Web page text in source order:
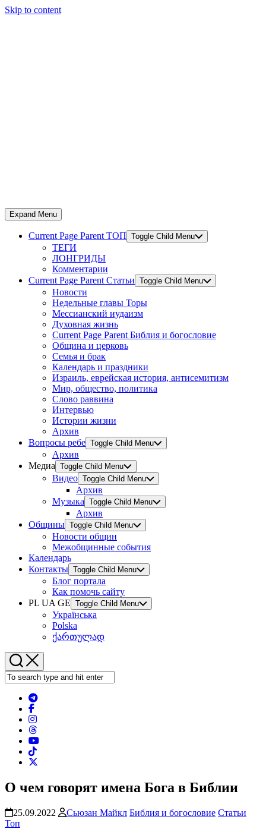
Skip to content
Expand Menu
Current Page Parent ТОП Toggle Child Menu
ТЕГИ
ЛОНГРИДЫ
Комментарии
Current Page Parent Статьи Toggle Child Menu
Новости
Недельные главы Торы
Мессианский иудаизм
Духовная жизнь
Current Page Parent Библия и богословие
Община и церковь
Семья и брак
Календарь и праздники
Израиль, еврейская история, антисемитизм
Мир, общество, политика
Слово раввина
Интервью
Истории жизни
Архив
Вопросы ребе Toggle Child Menu
Архив
Медиа Toggle Child Menu
Видео Toggle Child Menu
Архив
Музыка Toggle Child Menu
Архив
Общины Toggle Child Menu
Новости общин
Межобщинные события
Календарь
Контакты Toggle Child Menu
Блог портала
Как помочь сайту
PL UA GE Toggle Child Menu
Українська
Polska
ქართულად
О чем говорят имена Бога в Библии
25.09.2022 Сьюзан Майкл Библия и богословие Статьи
Топ